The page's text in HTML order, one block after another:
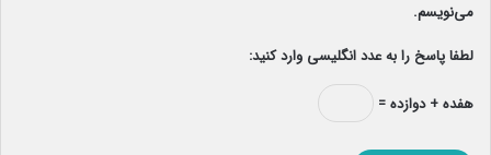
می‌نویسم.
لطفا پاسخ را به عدد انگلیسی وارد کنید:
هفده + دوازده =